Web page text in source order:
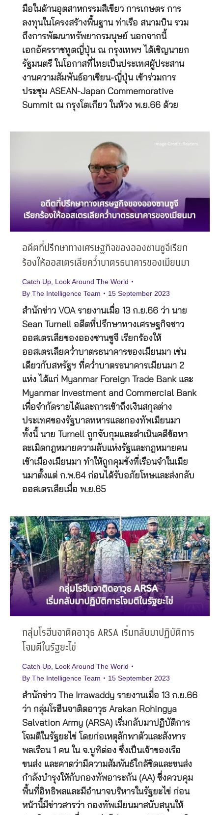
มือในด้านอุตสาหกรรมสีเขียว การเกษตร การ
ลงทุนในโครงสร้างพื้นฐาน ท่าเรือ สนามบิน รวม
ถึงการพัฒนาทรัพยากรมนุษย์ นอกจากนี้
เอกอัครราชทูตญี่ปุ่น ณ กรุงเทพฯ ได้เชิญนายก
รัฐมนตรี ในโอกาสที่ไทยเป็นประเทศผู้ประสาน
งานความสัมพันธ์อาเซียน-ญี่ปุ่น เข้าร่วมการ
ประชุม ASEAN-Japan Commemorative
Summit ณ กรุงโตเกียว ในห้วง พ.ย.66 ด้วย
อดีตที่ปรึกษาทางเศรษฐกิจของอองซานซูจีเรียก
ร้องให้ออสเตรเลียคว่ำบาตรธนาคารของเมียนมา
Catch Up Look Around The World
By The Intelligence Team 15 September 2023
สำนักข่าว VOA รายงานเมื่อ 13 ก.ย.66 ว่า นาย
Sean Turnell อดีตที่ปรึกษาทางเศรษฐกิจชาว
ออสเตรเลียของอองซานซูจี เรียกร้องให้
ออสเตรเลียคว่ำบาตรธนาคารของเมียนมา เช่น
เดียวกับสหรัฐฯ ที่คว่ำบาตรธนาคารเมียนมา 2
แห่ง ได้แก่ Myanmar Foreign Trade Bank และ
Myanmar Investment and Commercial Bank
เพื่อจำกัดรายได้และการเข้าถึงเงินสกุลต่าง
ประเทศของรัฐบาลทหารและกองทัพเมียนมา
ทั้งนี้ นาย Turnell ถูกจับกุมและดำเนินคดีข้อหา
ละเมิดกฎหมายความลับแห่งรัฐและกฎหมายคน
เข้าเมืองเมียนมา ทำให้ถูกคุมขังที่เรือนจำในเมีย
นมาตั้งแต่ ก.พ.64 ก่อนได้รับอภัยโทษและส่งกลับ
ออสเตรเลียเมื่อ พ.ย.65
กลุ่มโรฮีนจาติดอาวุธ ARSA เริ่มกลับมาปฏิบัติการ
โจมตีในรัฐยะไข่
Catch Up Look Around The World
By The Intelligence Team 15 September 2023
สำนักข่าว The Irrawaddy รายงานเมื่อ 13 ก.ย.66
ว่า กลุ่มโรฮีนจาติดอาวุธ Arakan Rohingya
Salvation Army (ARSA) เริ่มกลับมาปฏิบัติการ
โจมตีในรัฐยะไข่ โดยก่อเหตุลักพาตัวและสังหาร
พลเรือน 1 คน ใน จ.บูทิด่อง ซึ่งเป็นเจ้าของเรือ
ขนส่ง และคาดว่ามีความสัมพันธ์ใกล้ชิดและขนส่ง
กำลังบำรุงให้กับกองทัพอาระกัน (AA) ซึ่งควบคุม
พื้นที่อิทธิพลและมีอำนาจบริหารในรัฐยะไข่ ก่อน
หน้านี้มีข่าวสารว่า กองทัพเมียนมาสนับสนุนให้